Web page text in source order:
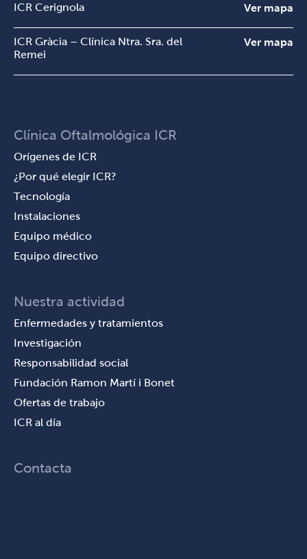
ICR Cerignola Ver mapa
ICR Gràcia – Clínica Ntra. Sra. del
Remei
Ver mapa
Clínica Oftalmológica ICR
Orígenes de ICR
¿Por qué elegir ICR?
Tecnología
Instalaciones
Equipo médico
Equipo directivo
Nuestra actividad
Enfermedades y tratamientos
Investigación
Responsabilidad social
Fundación Ramon Martí i Bonet
Ofertas de trabajo
ICR al día
Contacta